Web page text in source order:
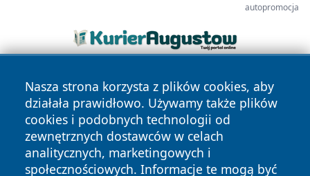
autopromocja
Nasza strona korzysta z plików cookies, aby
działała prawidłowo. Używamy także plików
cookies i podobnych technologii od
zewnętrznych dostawców w celach
analitycznych, marketingowych i
społecznościowych. Informacje te mogą być
Copyright © 2026 leszczynski24.pl Wszystkie prawa